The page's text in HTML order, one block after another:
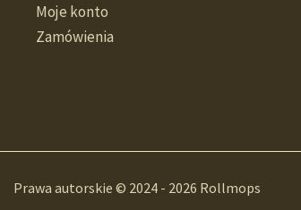
Moje konto
Zamówienia
Prawa autorskie © 2024 - 2026 Rollmops